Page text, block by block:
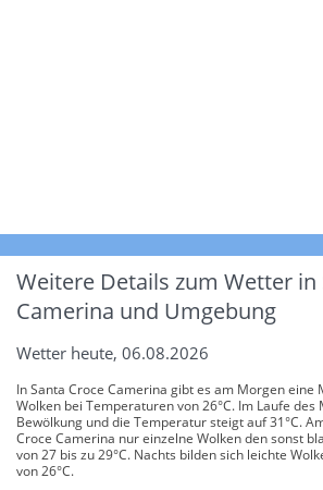
Weitere Details zum Wetter in
Camerina und Umgebung
Wetter heute, 06.08.2026
In Santa Croce Camerina gibt es am Morgen eine
Wolken bei Temperaturen von 26°C. Im Laufe
Bewölkung und die Temperatur steigt auf 31°C.
Croce Camerina nur einzelne Wolken den sonst
von 27 bis zu 29°C. Nachts bilden sich leichte
von 26°C.